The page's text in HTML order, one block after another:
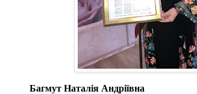
Багмут Наталія Андріївна